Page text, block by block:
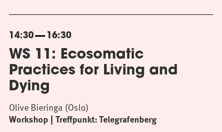
14:30 16:30
WS 11: Ecosomatic
Practices for Living and
Dying
Workshop Treffpunkt: Telegrafenberg
Olive Bieringa (Oslo)